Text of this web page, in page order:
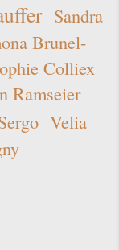
Sandra
Brunel-
Colliex
Ramseier
Velia